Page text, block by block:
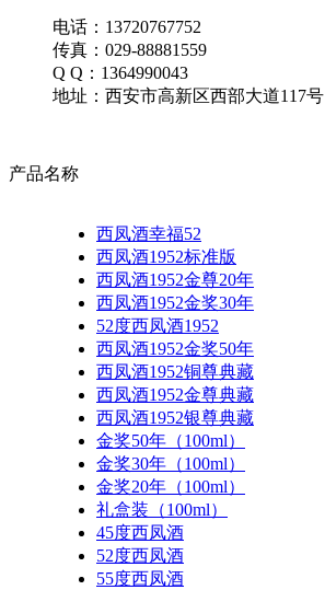
电话：13720767752
传真：029-88881559
Q Q：1364990043
地址：西安市高新区西部大道117号
产品名称
西凤酒幸福52
西凤酒1952标准版
西凤酒1952金尊20年
西凤酒1952金奖30年
52度西凤酒1952
西凤酒1952金奖50年
西凤酒1952铜尊典藏
西凤酒1952金尊典藏
西凤酒1952银尊典藏
金奖50年（100ml）
金奖30年（100ml）
金奖20年（100ml）
礼盒装（100ml）
45度西凤酒
52度西凤酒
55度西凤酒